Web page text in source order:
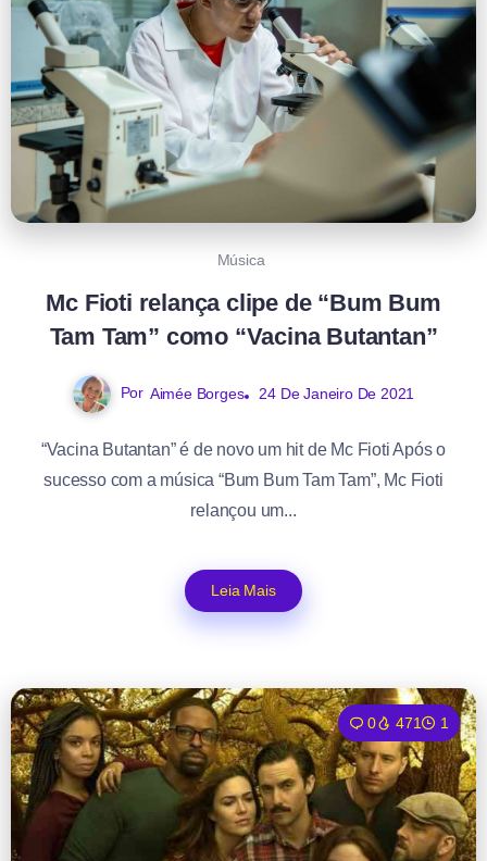
Música
Mc Fioti relança clipe de “Bum Bum
Tam Tam” como “Vacina Butantan”
Por Aimée Borges 24 De Janeiro De 2021
“Vacina Butantan” é de novo um hit de Mc Fioti Após o
sucesso com a música “Bum Bum Tam Tam”, Mc Fioti
relançou um...
Leia Mais
0 471 1